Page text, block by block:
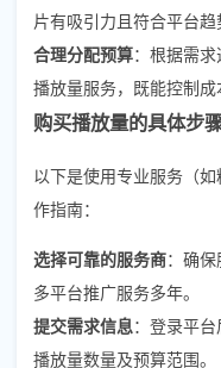
片有吸引力且符合平台趋
合理分配预算：根据需
播放量服务，既能控制成
购买播放量的具体步
以下是使用专业服务（
作指南：
选择可靠的服务商：确
多平台推广服务多年。
提交需求信息：登录平
播放量数量及预算范围。